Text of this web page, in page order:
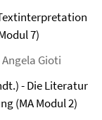
7)
Gioti
- Die Literatur
(MA Modul 2)